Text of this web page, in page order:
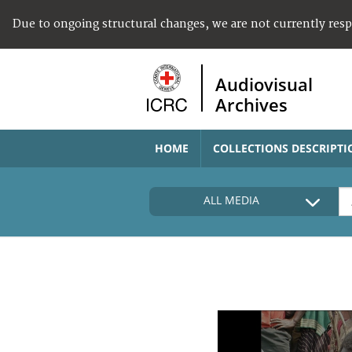
Due to ongoing structural changes, we are not currently
Audiovisual
Archives
HOME COLLECTIONS
ALL MEDIA